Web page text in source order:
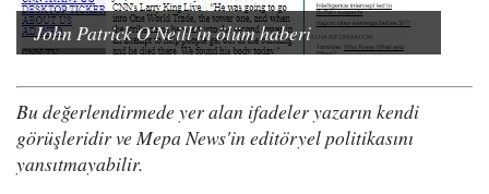
John Patrick O'Neill'in ölüm haberi
Bu değerlendirmede yer alan ifadeler yazarın kendi
görüşleridir ve Mepa News'in editöryel politikasını
yansıtmayabilir.